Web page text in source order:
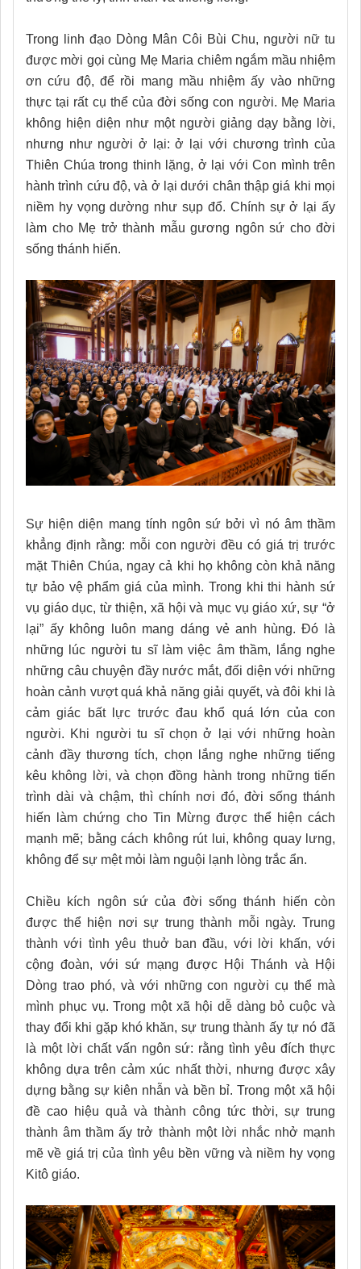
Trong linh đạo Dòng Mân Côi Bùi Chu, người nữ tu
được mời gọi cùng Mẹ Maria chiêm ngắm mầu nhiệm
ơn cứu độ, để rồi mang mầu nhiệm ấy vào những
thực tại rất cụ thể của đời sống con người. Mẹ Maria
không hiện diện như một người giảng dạy bằng lời,
nhưng như người ở lại: ở lại với chương trình của
Thiên Chúa trong thinh lặng, ở lại với Con mình trên
hành trình cứu độ, và ở lại dưới chân thập giá khi mọi
niềm hy vọng dường như sụp đổ. Chính sự ở lại ấy
làm cho Mẹ trở thành mẫu gương ngôn sứ cho đời
sống thánh hiến.
Sự hiện diện mang tính ngôn sứ bởi vì nó âm thầm
khẳng định rằng: mỗi con người đều có giá trị trước
mặt Thiên Chúa, ngay cả khi họ không còn khả năng
tự bảo vệ phẩm giá của mình. Trong khi thi hành sứ
vụ giáo dục, từ thiện, xã hội và mục vụ giáo xứ, sự “ở
lại” ấy không luôn mang dáng vẻ anh hùng. Đó là
những lúc người tu sĩ làm việc âm thầm, lắng nghe
những câu chuyện đầy nước mắt, đối diện với những
hoàn cảnh vượt quá khả năng giải quyết, và đôi khi là
cảm giác bất lực trước đau khổ quá lớn của con
người. Khi người tu sĩ chọn ở lại với những hoàn
cảnh đầy thương tích, chọn lắng nghe những tiếng
kêu không lời, và chọn đồng hành trong những tiến
trình dài và chậm, thì chính nơi đó, đời sống thánh
hiến làm chứng cho Tin Mừng được thể hiện cách
mạnh mẽ; bằng cách không rút lui, không quay lưng,
không để sự mệt mỏi làm nguội lạnh lòng trắc ẩn.
Chiều kích ngôn sứ của đời sống thánh hiến còn
được thể hiện nơi sự trung thành mỗi ngày. Trung
thành với tình yêu thuở ban đầu, với lời khấn, với
cộng đoàn, với sứ mạng được Hội Thánh và Hội
Dòng trao phó, và với những con người cụ thể mà
mình phục vụ. Trong một xã hội dễ dàng bỏ cuộc và
thay đổi khi gặp khó khăn, sự trung thành ấy tự nó đã
là một lời chất vấn ngôn sứ: rằng tình yêu đích thực
không dựa trên cảm xúc nhất thời, nhưng được xây
dựng bằng sự kiên nhẫn và bền bỉ. Trong một xã hội
đề cao hiệu quả và thành công tức thời, sự trung
thành âm thầm ấy trở thành một lời nhắc nhở mạnh
mẽ về giá trị của tình yêu bền vững và niềm hy vọng
Kitô giáo.